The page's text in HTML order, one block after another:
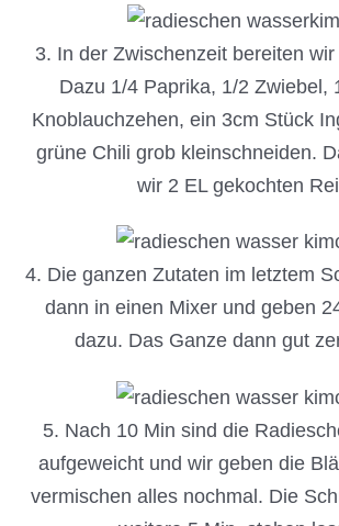
3. In der Zwischenzeit bereiten
Dazu 1/4 Paprika, 1/2 Zwiebel,
Knoblauchzehen, ein 3cm Stück
grüne Chili grob kleinschneiden.
wir 2 EL gekochten
4. Die ganzen Zutaten im letztem
dann in einen Mixer und geben
dazu. Das Ganze dann gut
5. Nach 10 Min sind die
aufgeweicht und wir geben die
vermischen alles nochmal. Die